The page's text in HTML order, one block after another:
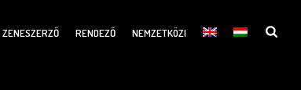
ZENESZERZŐ RENDEZŐ NEMZETKÖZI